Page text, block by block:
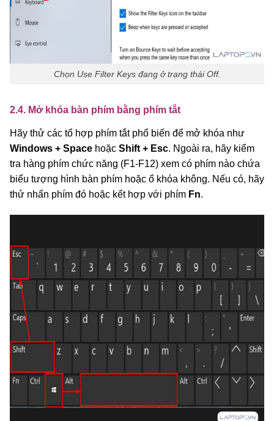
Chọn Use Filter Keys đang ở trạng thái Off.
2.4. Mở khóa bàn phím bằng phím tắt
Hãy thử các tổ hợp phím tắt phổ biến để mở khóa như
Windows + Space hoặc Shift + Esc. Ngoài ra, hãy kiểm
tra hàng phím chức năng (F1-F12) xem có phím nào chứa
biểu tượng hình bàn phím hoặc ổ khóa không. Nếu có, hãy
thử nhấn phím đó hoặc kết hợp với phím Fn.